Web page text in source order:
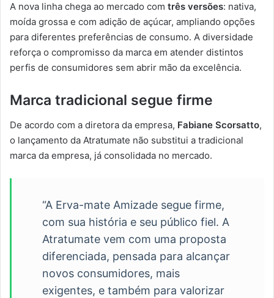
A nova linha chega ao mercado com três versões: nativa,
moída grossa e com adição de açúcar, ampliando opções
para diferentes preferências de consumo. A diversidade
reforça o compromisso da marca em atender distintos
perfis de consumidores sem abrir mão da excelência.
Marca tradicional segue firme
De acordo com a diretora da empresa, Fabiane Scorsatto,
o lançamento da Atratumate não substitui a tradicional
marca da empresa, já consolidada no mercado.
“A Erva-mate Amizade segue firme,
com sua história e seu público fiel. A
Atratumate vem com uma proposta
diferenciada, pensada para alcançar
novos consumidores, mais
exigentes, e também para valorizar